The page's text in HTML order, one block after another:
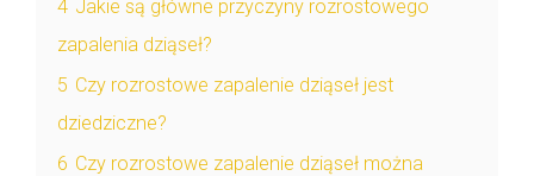
4 Jakie są główne przyczyny rozrostowego
zapalenia dziąseł?
5 Czy rozrostowe zapalenie dziąseł jest
dziedziczne?
6 Czy rozrostowe zapalenie dziąseł można